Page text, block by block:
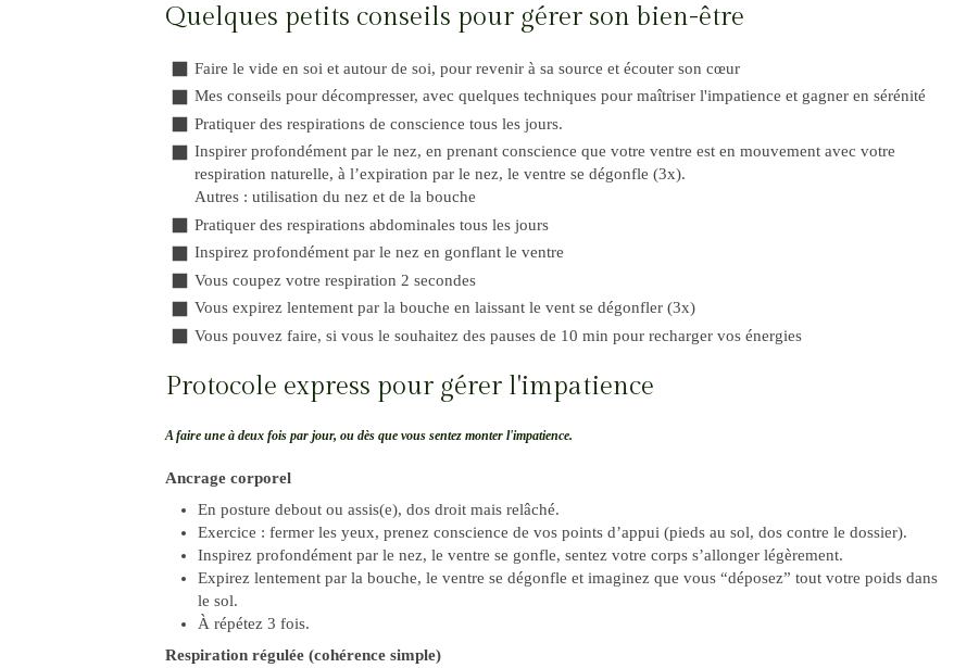
Quelques petits conseils pour gérer son bien-être
Faire le vide en soi et autour de soi, pour revenir à sa source et écouter son cœur
Mes conseils pour décompresser, avec quelques techniques pour maîtriser l'impatience et gagner en sérénité
Pratiquer des respirations de conscience tous les jours.
Inspirer profondément par le nez, en prenant conscience que votre ventre est en mouvement avec votre
respiration naturelle, à l’expiration par le nez, le ventre se dégonfle (3x).
Autres : utilisation du nez et de la bouche
Pratiquer des respirations abdominales tous les jours
Inspirez profondément par le nez en gonflant le ventre
Vous coupez votre respiration 2 secondes
Vous expirez lentement par la bouche en laissant le vent se dégonfler (3x)
Vous pouvez faire, si vous le souhaitez des pauses de 10 min pour recharger vos énergies
Protocole express pour gérer l'impatience
A faire une à deux fois par jour, ou dès que vous sentez monter l'impatience.
Ancrage corporel
En posture debout ou assis(e), dos droit mais relâché.
Exercice : fermer les yeux, prenez conscience de vos points d’appui (pieds au sol, dos contre le dossier).
Inspirez profondément par le nez, le ventre se gonfle, sentez votre corps s’allonger légèrement.
Expirez lentement par la bouche, le ventre se dégonfle et imaginez que vous “déposez” tout votre poids dans
le sol.
À répétez 3 fois.
Respiration régulée (cohérence simple)